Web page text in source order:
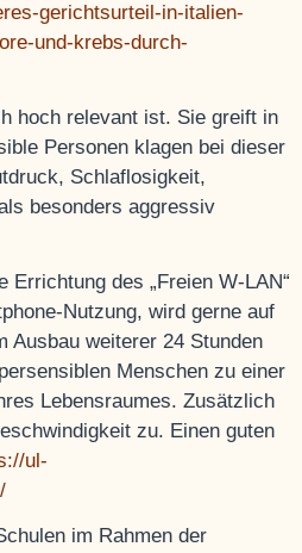
gerichtsurteil-in-italien-
und-krebs-durch-
hoch relevant ist. Sie greift in
Personen klagen bei dieser
Schlaflosigkeit,
besonders aggressiv
des „Freien W-LAN“
Nutzung, wird gerne auf
Ausbau weiterer 24 Stunden
Menschen zu einer
Lebensraumes. Zusätzlich
zu. Einen guten
ul-
im Rahmen der